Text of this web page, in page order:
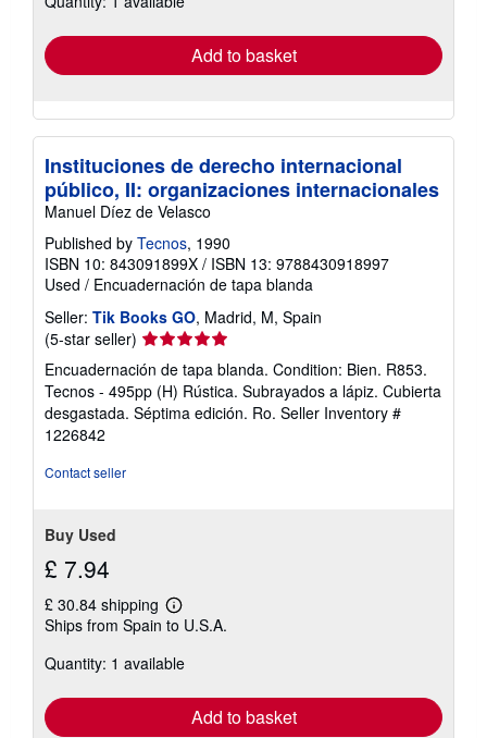
Add to basket
Instituciones de derecho internacional
público, II: organizaciones internacionales
Manuel Díez de Velasco
Published by Tecnos, 1990
ISBN 10: 843091899X / ISBN 13: 9788430918997
Used / Encuadernación de tapa blanda
Seller: Tik Books GO, Madrid, M, Spain
(5-star seller) Seller
rating
5
out
of
Encuadernación de tapa blanda. Condition: Bien. R853.
Tecnos - 495pp (H) Rústica. Subrayados a lápiz. Cubierta
desgastada. Séptima edición. Ro. Seller Inventory #
1226842
Contact seller
Buy Used
£ 7.94
£ 30.84 shipping
Learn
more
shipping
Ships from Spain to U.S.A.
Quantity: 1 available
Add to basket